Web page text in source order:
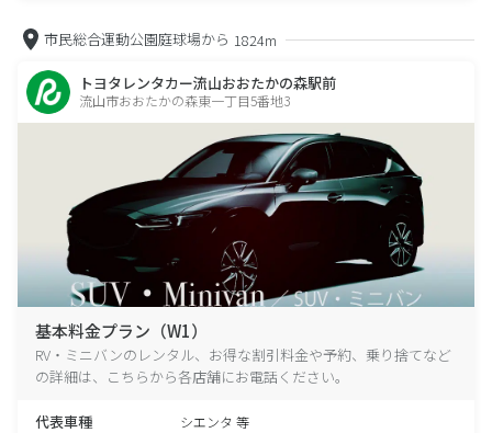
市民総合運動公園庭球場から 1824m
トヨタレンタカー流山おおたかの森駅前
流山市おおたかの森東一丁目5番地3
基本料金プラン（W1）
RV・ミニバンのレンタル、お得な割引料金や予約、乗り捨てなど
の詳細は、こちらから各店舗にお電話ください。
代表車種 シエンタ 等